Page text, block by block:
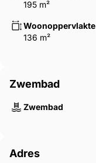
195 m²
Woonoppervlakte
136 m²
Zwembad
Zwembad
Adres